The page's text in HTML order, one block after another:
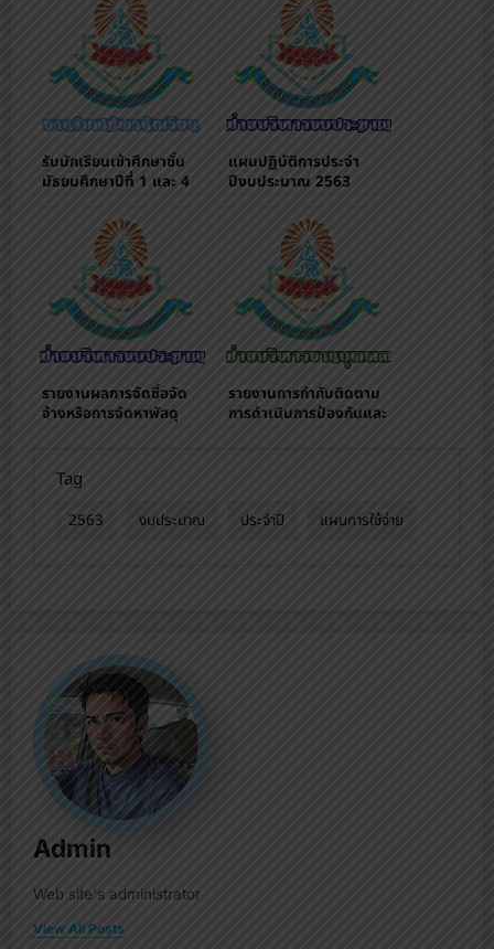
รับนักเรียนเข้าศึกษาชั้น
มัธยมศึกษาปีที่ 1 และ 4
แผนปฏิบัติการประจำ
ปีงบประมาณ 2563
รายงานผลการจัดซื้อจัด
จ้างหรือการจัดหาพัสดุ
รายงานการกำกับติดตาม
การดำเนินการป้องกันและ
Tag
2563 งบประมาณ ประจำปี แผนการใช้จ่าย
Admin
Web site's administrator
View All Posts